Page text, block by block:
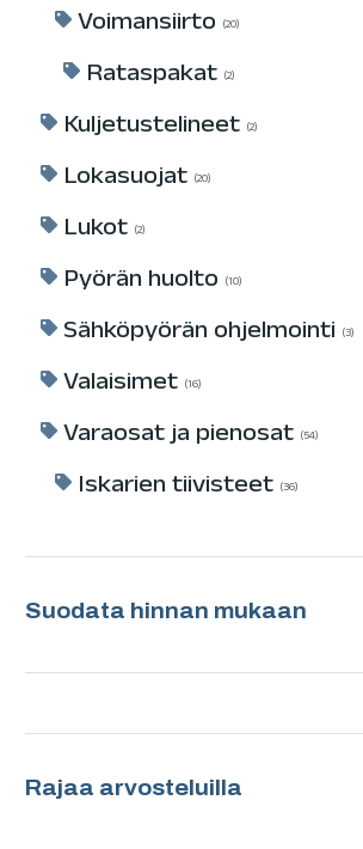
Voimansiirto 20
Rataspakat 2
Kuljetustelineet 2
Lokasuojat 20
Lukot 2
Pyörän huolto 10
Sähköpyörän ohjelmointi 3
Valaisimet 16
Varaosat ja pienosat 54
Iskarien tiivisteet 36
Suodata hinnan mukaan
Rajaa arvosteluilla